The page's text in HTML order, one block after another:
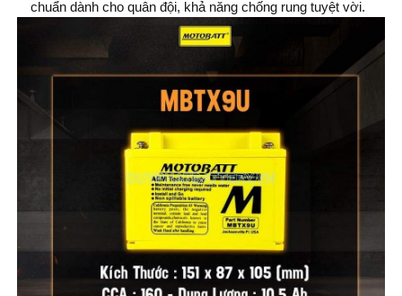
chuẩn dành cho quân đội, khả năng chống rung tuyệt vời.